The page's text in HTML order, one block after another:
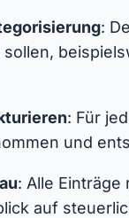
:
: Für
und
: Alle
auf